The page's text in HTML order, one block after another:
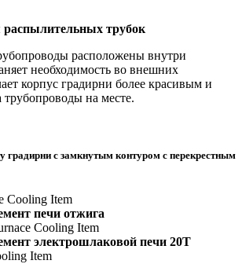
трубок
расположены внутри
необходимость во внешних
корпус градирни более красивым и
трубопроводы на месте.
градирни с замкнутым контуром с перекрестным
печи отжига
электрошлаковой печи 20Т